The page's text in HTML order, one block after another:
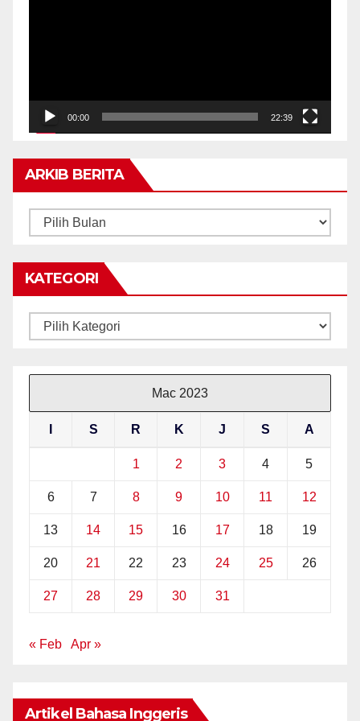
00:00 22:39
ARKIB BERITA
ARKIB
KATEGORI
Kategori
Mac 2023
S R K J S A
1 2 3 4 5
6 7 8 9 10 11 12
13 14 15 16 17 18 19
20 21 22 23 24 25 26
27 28 29 30 31
« Feb Apr »
Artikel Bahasa Inggeris